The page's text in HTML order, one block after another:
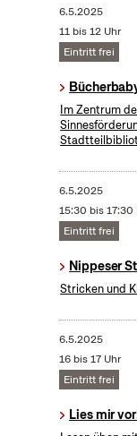
6.5.2025
11 bis 12 Uhr
Eintritt frei
Im Zentrum
6.5.2025
15:30 bis 17:30
Eintritt frei
Nippeser
Stricken und
6.5.2025
16 bis 17 Uhr
Eintritt frei
Lies mir